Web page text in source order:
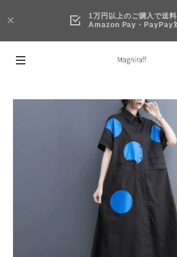
1万円以上のご購入で送料
Amazon Pay・PayPay